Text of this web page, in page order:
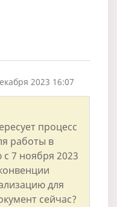
2023 16:07
процесс
работы в
7 ноября 2023
для
сейчас?